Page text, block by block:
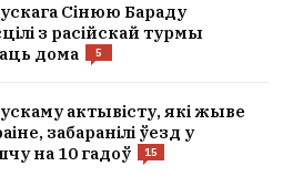
Сінюю Бараду
з расійскай турмы
дома
5
актывісту, які жыве
забаранілі ўезд у
на 10 гадоў
15